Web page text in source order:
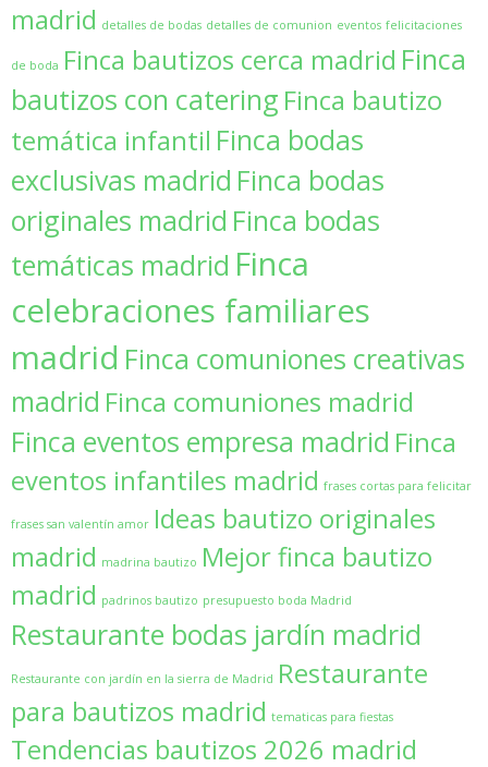
madrid detalles de bodas detalles de comunion eventos felicitaciones
de boda Finca bautizos cerca madrid Finca
bautizos con catering Finca bautizo
temática infantil Finca bodas
exclusivas madrid Finca bodas
originales madrid Finca bodas
temáticas madrid Finca
celebraciones familiares
madrid Finca comuniones creativas
madrid Finca comuniones madrid
Finca eventos empresa madrid Finca
eventos infantiles madrid frases cortas para felicitar
frases san valentín amor Ideas bautizo originales
madrid madrina bautizo Mejor finca bautizo
madrid padrinos bautizo presupuesto boda Madrid
Restaurante bodas jardín madrid
Restaurante con jardín en la sierra de Madrid Restaurante
para bautizos madrid tematicas para fiestas
Tendencias bautizos 2026 madrid